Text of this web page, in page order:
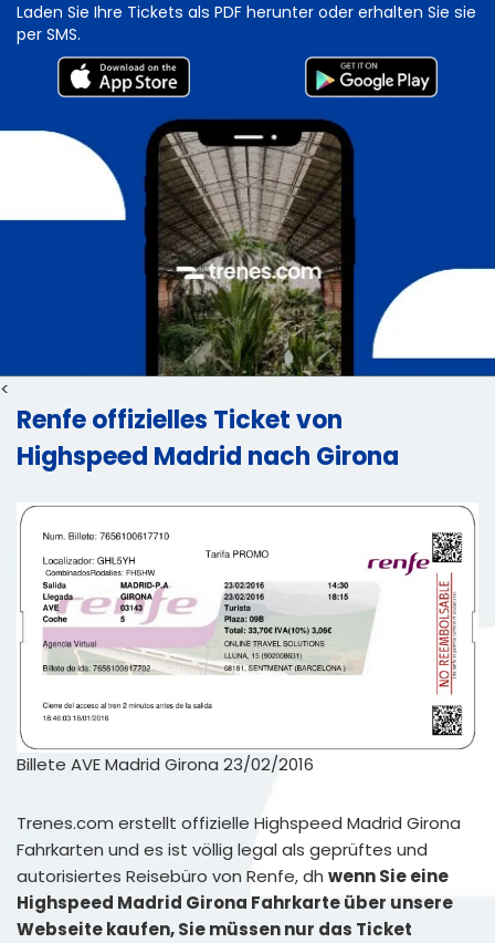
Laden Sie Ihre Tickets als PDF herunter oder erhalten Sie sie
per SMS.
<
Renfe offizielles Ticket von
Highspeed Madrid nach Girona
Billete AVE Madrid Girona 23/02/2016
Trenes.com erstellt offizielle Highspeed Madrid Girona
Fahrkarten und es ist völlig legal als geprüftes und
autorisiertes Reisebüro von Renfe, dh wenn Sie eine
Highspeed Madrid Girona Fahrkarte über unsere
Webseite kaufen, Sie müssen nur das Ticket